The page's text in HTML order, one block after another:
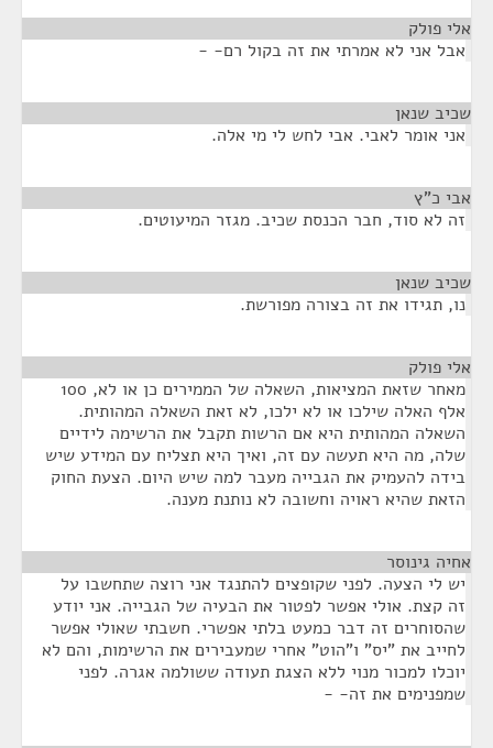
אלי פולק
אבל אני לא אמרתי את זה בקול רם- -
שכיב שנאן
אני אומר לאבי. אבי לחש לי מי אלה.
אבי כ"ץ
זה לא סוד, חבר הכנסת שכיב. מגזר המיעוטים.
שכיב שנאן
נו, תגידו את זה בצורה מפורשת.
אלי פולק
מאחר שזאת המציאות, השאלה של הממירים כן או לא, 100
אלף האלה שילכו או לא ילכו, לא זאת השאלה המהותית.
השאלה המהותית היא אם הרשות תקבל את הרשימה לידיים
שלה, מה היא תעשה עם זה, ואיך היא תצליח עם המידע שיש
בידה להעמיק את הגבייה מעבר למה שיש היום. הצעת החוק
הזאת שהיא ראויה וחשובה לא נותנת מענה.
אחיה גינוסר
יש לי הצעה. לפני שקופצים להתנגד אני רוצה שתחשבו על
זה קצת. אולי אפשר לפטור את הבעיה של הגבייה. אני יודע
שהסוחרים זה דבר כמעט בלתי אפשרי. חשבתי שאולי אפשר
לחייב את "יס" ו"הוט" אחרי שמעבירים את הרשימות, והם לא
יוכלו למכור מנוי ללא הצגת תעודה ששולמה אגרה. לפני
שמפנימים את זה- -